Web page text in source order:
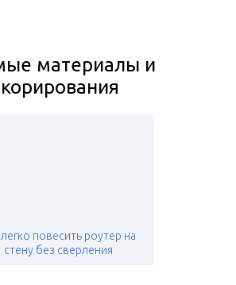
материалы и
легко повесить роутер на
стену без сверления